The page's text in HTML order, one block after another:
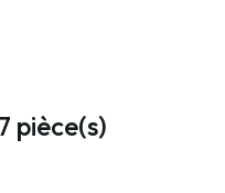
pièce(s)